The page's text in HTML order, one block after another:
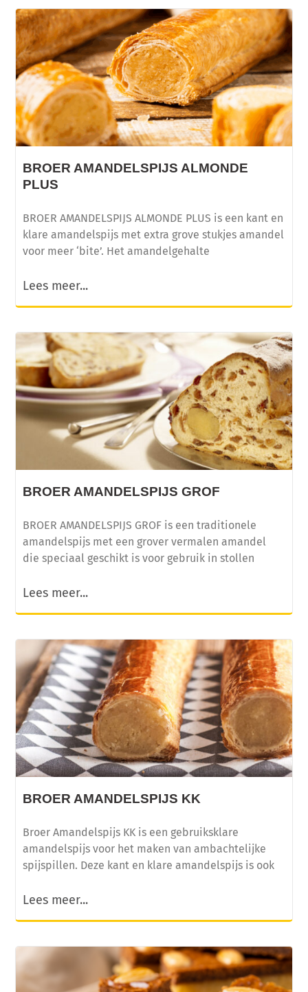
BROER AMANDELSPIJS ALMONDE
PLUS
BROER AMANDELSPIJS ALMONDE PLUS is een kant en
klare amandelspijs met extra grove stukjes amandel
voor meer ‘bite’. Het amandelgehalte
Lees meer...
BROER AMANDELSPIJS GROF
BROER AMANDELSPIJS GROF is een traditionele
amandelspijs met een grover vermalen amandel
die speciaal geschikt is voor gebruik in stollen
Lees meer...
BROER AMANDELSPIJS KK
Broer Amandelspijs KK is een gebruiksklare
amandelspijs voor het maken van ambachtelijke
spijspillen. Deze kant en klare amandelspijs is ook
Lees meer...